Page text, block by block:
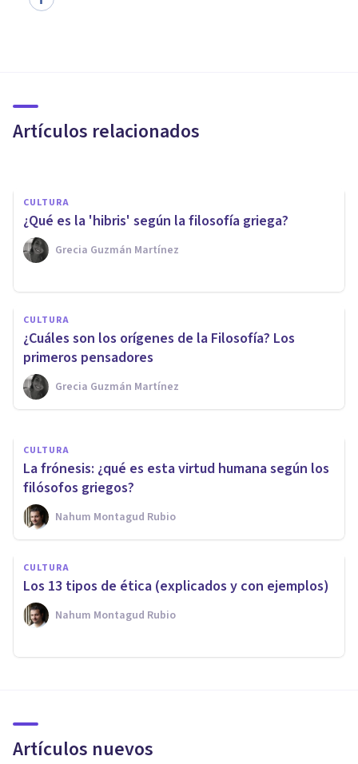
Artículos relacionados
características y ejemplos
CULTURA
¿Qué es la 'hibris' según la filosofía griega?
Grecia Guzmán Martínez
CULTURA
¿Cuáles son los orígenes de la Filosofía? Los
primeros pensadores
Grecia Guzmán Martínez
Las 9 diferencias entre ética y
moral
Arturo Torres
CULTURA
La frónesis: ¿qué es esta virtud humana según los
filósofos griegos?
Nahum Montagud Rubio
CULTURA
Los 13 tipos de ética (explicados y con ejemplos)
Nahum Montagud Rubio
Artículos nuevos